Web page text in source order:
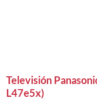
Televisión
L47e5x)